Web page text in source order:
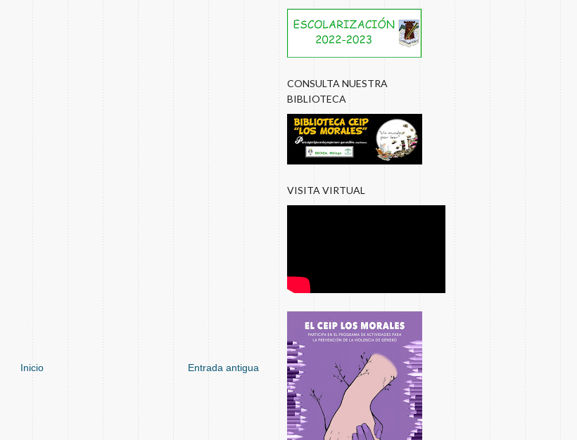
Entrada antigua
Inicio
CONSULTA NUESTRA
BIBLIOTECA
VISITA VIRTUAL